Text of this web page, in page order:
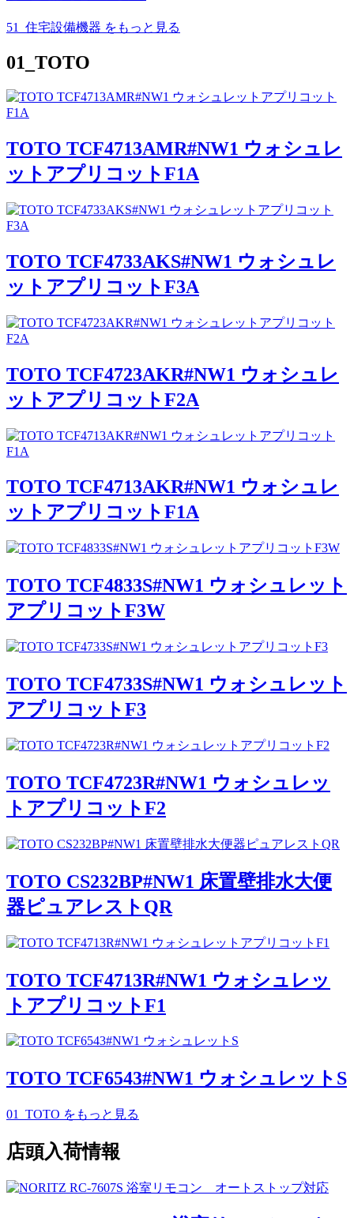
51_住宅設備機器 をもっと見る
01_TOTO
TOTO TCF4713AMR#NW1 ウォシュレ
ットアプリコットF1A
TOTO TCF4733AKS#NW1 ウォシュレ
ットアプリコットF3A
TOTO TCF4723AKR#NW1 ウォシュレ
ットアプリコットF2A
TOTO TCF4713AKR#NW1 ウォシュレ
ットアプリコットF1A
TOTO TCF4833S#NW1 ウォシュレット
アプリコットF3W
TOTO TCF4733S#NW1 ウォシュレット
アプリコットF3
TOTO TCF4723R#NW1 ウォシュレッ
トアプリコットF2
TOTO CS232BP#NW1 床置壁排水大便
器ピュアレストQR
TOTO TCF4713R#NW1 ウォシュレッ
トアプリコットF1
TOTO TCF6543#NW1 ウォシュレットS
01_TOTO をもっと見る
店頭入荷情報